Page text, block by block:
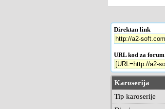
Direktan link
URL kod za forum
Karoserija
Tip karoserije